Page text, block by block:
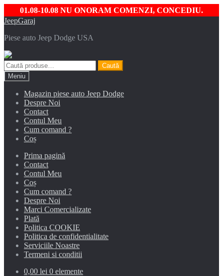
01.08-10.08 NU ONORAM COMENZI, CONCEDIU.
Sari
navigare
Sari
conținut
JeepGaraj
Piese auto Jeep Dodge USA
Caută
după:
Caută
Meniu
Magazin piese auto Jeep Dodge
Despre Noi
Contact
Contul Meu
Cum comand ?
Coș
Prima pagină
Contact
Contul Meu
Coș
Cum comand ?
Despre Noi
Marci Comercializate
Plată
Politica COOKIE
Politica de confidentialitate
Serviciile Noastre
Termeni si conditii
0,00 lei 0 elemente